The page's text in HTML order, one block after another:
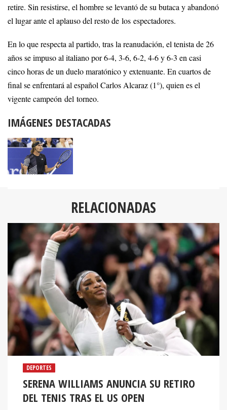
retire. Sin resistirse, el hombre se levantó de su butaca y abandonó
el lugar ante el aplauso del resto de los espectadores.
En lo que respecta al partido, tras la reanudación, el tenista de 26
años se impuso al italiano por 6-4, 3-6, 6-2, 4-6 y 6-3 en casi
cinco horas de un duelo maratónico y extenuante. En cuartos de
final se enfrentará al español Carlos Alcaraz (1°), quien es el
vigente campeón del torneo.
IMÁGENES DESTACADAS
RELACIONADAS
DEPORTES
SERENA WILLIAMS ANUNCIA SU RETIRO
DEL TENIS TRAS EL US OPEN